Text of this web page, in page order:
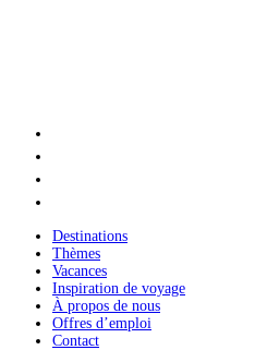
Destinations
Thèmes
Vacances
Inspiration de voyage
À propos de nous
Offres d’emploi
Contact